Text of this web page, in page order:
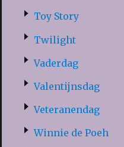
Toy Story
Twilight
Vaderdag
Valentijnsdag
Veteranendag
Winnie de Poeh